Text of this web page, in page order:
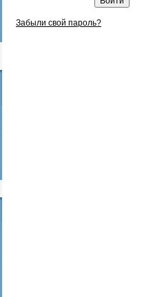
Забыли свой пароль?